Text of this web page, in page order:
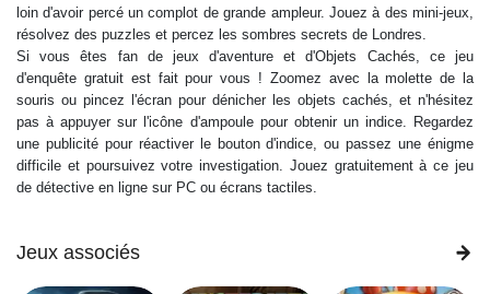
loin d'avoir percé un complot de grande ampleur. Jouez à des mini-jeux,
résolvez des puzzles et percez les sombres secrets de Londres.
Si vous êtes fan de jeux d'aventure et d'Objets Cachés, ce jeu
d'enquête gratuit est fait pour vous ! Zoomez avec la molette de la
souris ou pincez l'écran pour dénicher les objets cachés, et n'hésitez
pas à appuyer sur l'icône d'ampoule pour obtenir un indice. Regardez
une publicité pour réactiver le bouton d'indice, ou passez une énigme
difficile et poursuivez votre investigation. Jouez gratuitement à ce jeu
de détective en ligne sur PC ou écrans tactiles.
Jeux associés